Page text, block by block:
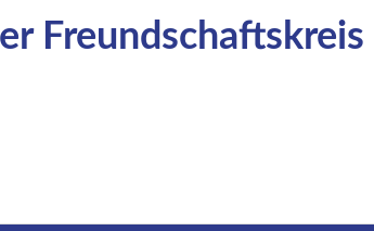
Freundschaftskreis